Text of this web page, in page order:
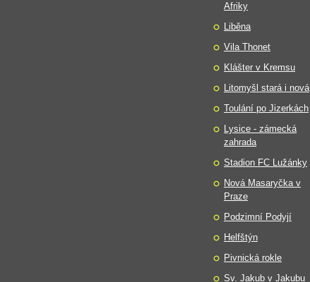
Afriky
Liběna
Vila Thonet
Klášter v Kremsu
Litomyšl stará i nová
Toulání po Jizerkách
Lysice - zámecká
zahrada
Stadion FC Lužánky
Nová Masaryčka v
Praze
Podzimní Podyjí
Helfštýn
Pivnická rokle
Sv. Jakub v Jakubu